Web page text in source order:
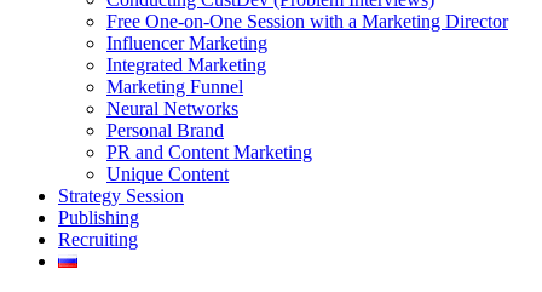
Free One-on-One Session with a Marketing Director
Influencer Marketing
Integrated Marketing
Marketing Funnel
Neural Networks
Personal Brand
PR and Content Marketing
Unique Content
Strategy Session
Publishing
Recruiting